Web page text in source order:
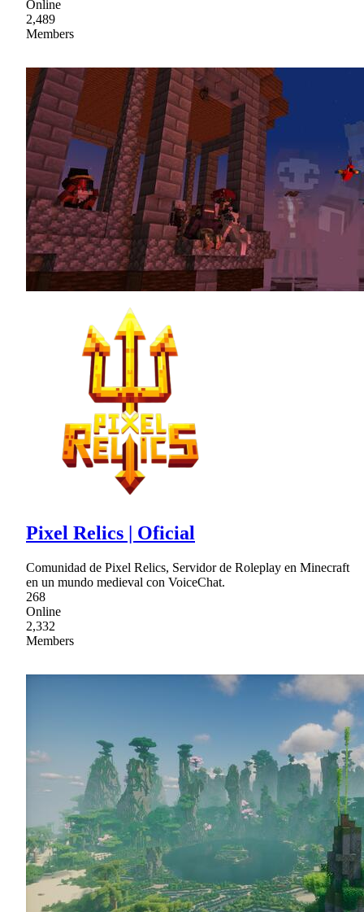
Online
2,489
Members
Pixel Relics | Oficial
Comunidad de Pixel Relics, Servidor de Roleplay en Minecraft
en un mundo medieval con VoiceChat.
268
Online
2,332
Members